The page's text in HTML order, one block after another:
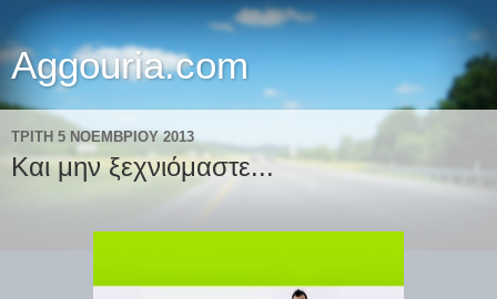
Aggouria.com
ΤΡΊΤΗ 5 ΝΟΕΜΒΡΊΟΥ 2013
Και μην ξεχνιόμαστε...